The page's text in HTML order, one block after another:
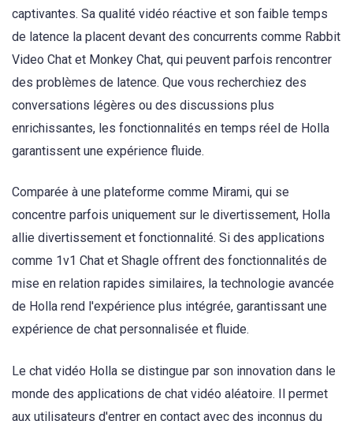
captivantes. Sa qualité vidéo réactive et son faible temps
de latence la placent devant des concurrents comme Rabbit
Video Chat et Monkey Chat, qui peuvent parfois rencontrer
des problèmes de latence. Que vous recherchiez des
conversations légères ou des discussions plus
enrichissantes, les fonctionnalités en temps réel de Holla
garantissent une expérience fluide.
Comparée à une plateforme comme Mirami, qui se
concentre parfois uniquement sur le divertissement, Holla
allie divertissement et fonctionnalité. Si des applications
comme 1v1 Chat et Shagle offrent des fonctionnalités de
mise en relation rapides similaires, la technologie avancée
de Holla rend l'expérience plus intégrée, garantissant une
expérience de chat personnalisée et fluide.
Le chat vidéo Holla se distingue par son innovation dans le
monde des applications de chat vidéo aléatoire. Il permet
aux utilisateurs d'entrer en contact avec des inconnus du